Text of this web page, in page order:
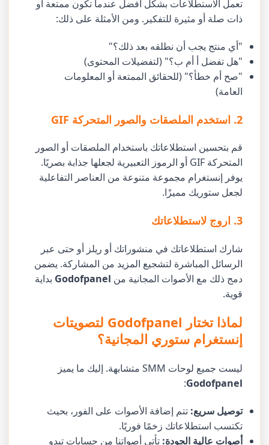
تعمل الاستطلاعات بشكل أفضل عندما تكون ممتعة أو
ذات صلة أو مثيرة للتفكير. ومن الأمثلة على ذلك:
"أي منتج يجب أن نطلقه بعد ذلك؟"
"هل تفضل أ أم ب؟" (لتفضيلات المحتوى)
"صح أم خطأ؟" (للحقائق الممتعة أو المعلومات
العامة)
2. استخدم الملصقات والصور المتحركة GIF
قم بتحسين استطلاعاتك باستخدام الملصقات أو الصور
المتحركة GIF أو الرموز التعبيرية لجعلها جذابة بصريًا.
يوفر إنستغرام مجموعة متنوعة من العناصر التفاعلية
لجعل ستوريك مميزًا.
3. اروج لاستطلاعاتك
شارك استطلاعاتك في منشوراتك أو ريلز أو حتى عبر
الرسائل المباشرة لتشجيع المزيد من المشاركة. يضمن
دمج ذلك مع الأصوات المجانية من Godofpanel بداية
قوية.
لماذا تختار Godofpanel لتصويتات
إنستغرام ستوري المجانية؟
ليست جميع لوحات SMM متشابهة. إليك ما يميز
Godofpanel
:
توصيل سريع: تتم إضافة الأصوات على الفور، بحيث
تكتسب استطلاعاتك زخمًا فوريًا.
أصوات عالية الجودة: تأتي أصواتنا من حسابات تبدو